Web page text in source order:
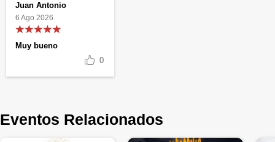
Juan Antonio
6 Ago 2026
Muy bueno
0
Eventos Relacionados